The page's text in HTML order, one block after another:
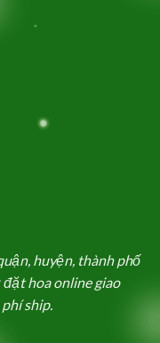
huyện, thành phố
đặt hoa online giao
ship.